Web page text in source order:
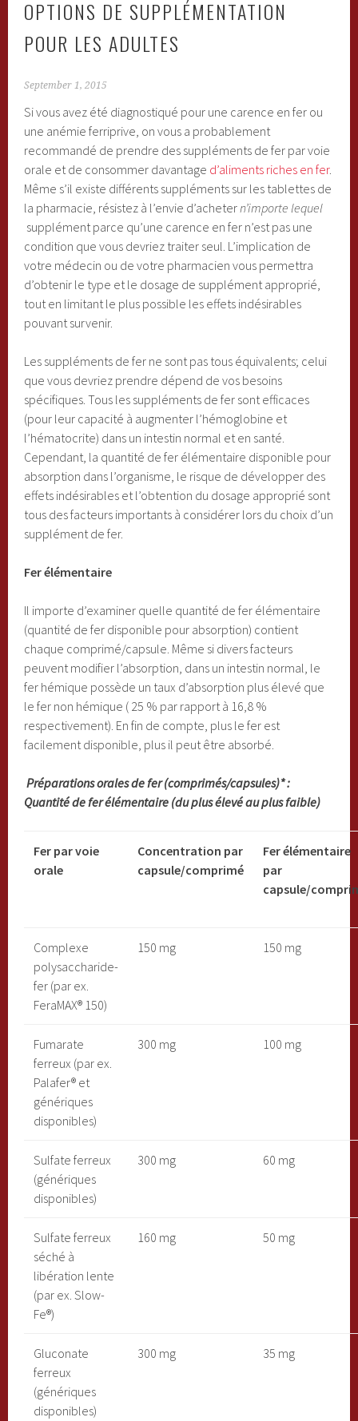
OPTIONS DE SUPPLÉMENTATION
POUR LES ADULTES
September 1, 2015
Si vous avez été diagnostiqué pour une carence en fer ou
une anémie ferriprive, on vous a probablement
recommandé de prendre des suppléments de fer par voie
orale et de consommer davantage d’aliments riches en fer.
Même s’il existe différents suppléments sur les tablettes de
la pharmacie, résistez à l’envie d’achetern’importe lequel
supplément parce qu’une carence en fer n’est pas une
condition que vous devriez traiter seul. L’implication de
votre médecin ou de votre pharmacien vous permettra
d’obtenir le type et le dosage de supplément approprié,
tout en limitant le plus possible les effets indésirables
pouvant survenir.
Les suppléments de fer ne sont pas tous équivalents; celui
que vous devriez prendre dépend de vos besoins
spécifiques. Tous les suppléments de fer sont efficaces
(pour leur capacité à augmenter l’hémoglobine et
l’hématocrite) dans un intestin normal et en santé.
Cependant, la quantité de fer élémentaire disponible pour
absorption dans l’organisme, le risque de développer des
effets indésirables et l’obtention du dosage approprié sont
tous des facteurs importants à considérer lors du choix d’un
supplément de fer.
Fer élémentaire
Il importe d’examiner quelle quantité de fer élémentaire
(quantité de fer disponible pour absorption) contient
chaque comprimé/capsule. Même si divers facteurs
peuvent modifier l’absorption, dans un intestin normal, le
fer hémique possède un taux d’absorption plus élevé que
le fer non hémique ( 25 % par rapport à 16,8 %
respectivement). En fin de compte, plus le fer est
facilement disponible, plus il peut être absorbé.
Préparations orales de fer (comprimés/capsules)* :
Quantité de fer élémentaire (du plus élevé au plus faible)
Fer par voie
orale
Concentration par
capsule/comprimé
Fer élémentaire
par
capsule/
Complexe
polysaccharide-
fer (par ex.
FeraMAX® 150)
150 mg 150 mg
Fumarate
ferreux (par ex.
Palafer® et
génériques
disponibles)
300 mg 100 mg
Sulfate ferreux
(génériques
disponibles)
300 mg 60 mg
Sulfate ferreux
séché à
libération lente
(par ex. Slow-
Fe®)
160 mg 50 mg
Gluconate
ferreux
(génériques
disponibles)
300 mg 35 mg